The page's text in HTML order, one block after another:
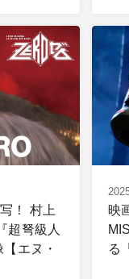
！ 村上
超弩級人
エヌ・
映
る